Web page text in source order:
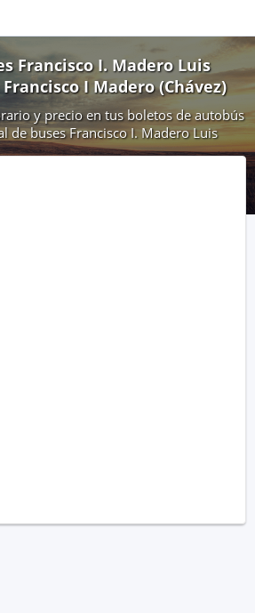
Francisco I. Madero Luis
I Madero (Chávez)
y precio en tus boletos de autobús
de buses Francisco I. Madero Luis